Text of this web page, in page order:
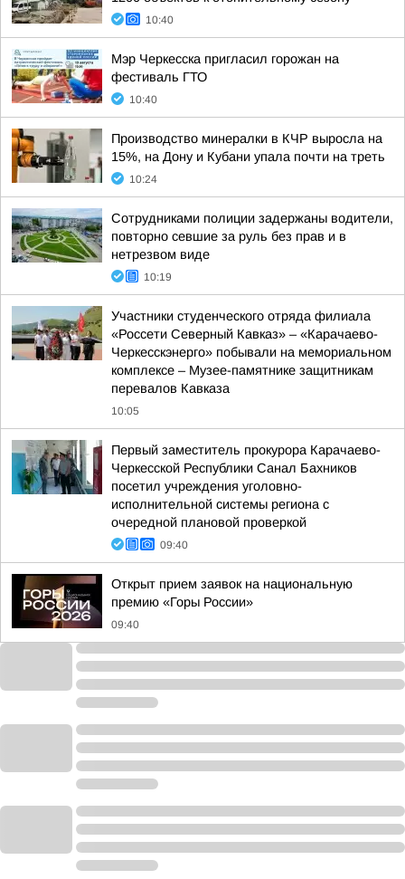
10:40
Мэр Черкесска пригласил горожан на
фестиваль ГТО
10:40
Производство минералки в КЧР выросла на
15%, на Дону и Кубани упала почти на треть
10:24
Сотрудниками полиции задержаны водители,
повторно севшие за руль без прав и в
нетрезвом виде
10:19
Участники студенческого отряда филиала
«Россети Северный Кавказ» – «Карачаево-
Черкесскэнерго» побывали на мемориальном
комплексе – Музее-памятнике защитникам
перевалов Кавказа
10:05
Первый заместитель прокурора Карачаево-
Черкесской Республики Санал Бахников
посетил учреждения уголовно-
исполнительной системы региона с
очередной плановой проверкой
09:40
Открыт прием заявок на национальную
премию «Горы России»
09:40